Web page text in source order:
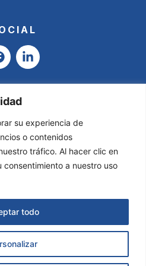
su experiencia de
o contenidos
tráfico. Al hacer clic en
consentimiento a nuestro uso
todo
L
i
k
i
n
-
i
n
& García © 2025
Página Web creada por